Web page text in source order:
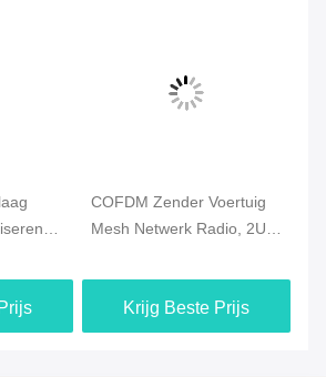
COFDM Zender Voertuig
Mesh Netwerk Radio, 2U
Draadloze Communicatie
Zonder Centrale Gateway
Krijg Beste Prijs